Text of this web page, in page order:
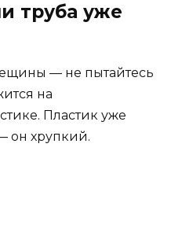
труба уже
— не пытайтесь
на
Пластик уже
он хрупкий.